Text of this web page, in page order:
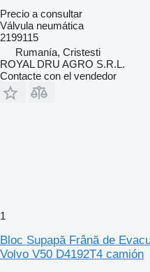
Precio a consultar
Válvula neumática
2199115
Rumanía, Cristesti
ROYAL DRU AGRO S.R.L.
Contacte con el vendedor
1
Bloc Supapă Frână de
Volvo V50 D4192T4 camión